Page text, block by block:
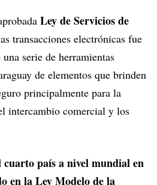
Ley de Servicios de
transacciones electrónicas fue
serie de herramientas
de elementos que brinden
principalmente para la
intercambio comercial y los
cuarto país a nivel mundial en
en la Ley Modelo de la